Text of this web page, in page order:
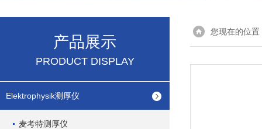
产品展示
PRODUCT DISPLAY
Elektrophysik测厚仪
麦考特测厚仪
您现在的位置